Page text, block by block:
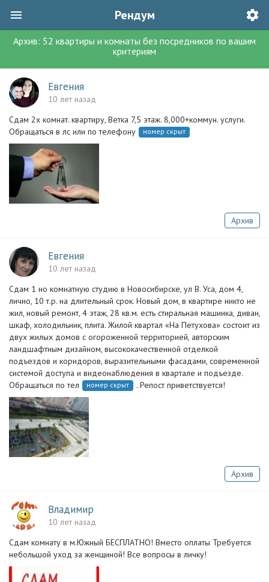
Рендум
Архив: 52 квартиры и комнаты без посредников по вашим
критериям
Евгения
10 лет назад
Сдам 2х комнат. квартиру, Ветка 7,5 этаж. 8,000+коммун. услуги.
Обращаться в лс или по телефону
номер скрыт
Архив
Евгения
10 лет назад
Сдам 1 но комнатную студию в Новосибирске, ул В. Уса, дом 4,
лично, 10 т.р. на длительный срок. Новый дом, в квартире никто не
жил, новый ремонт, 4 этаж, 28 кв.м. есть стиральная машинка, диван,
шкаф, холодильник, плита. Жилой квартал «На Петухова» состоит из
двух жилых домов с огороженной территорией, авторским
ландшафтным дизайном, высококачественной отделкой
подъездов и коридоров, выразительными фасадами, современной
системой доступа и видеонаблюдения в квартале и подъезде.
Обращаться по тел
номер скрыт . Репост приветствуется!
Архив
Владимир
10 лет назад
Сдам комнату в м.Южный БЕСПЛАТНО! Вместо оплаты Требуется
небольшой уход за женщиной! Все вопросы в личку!